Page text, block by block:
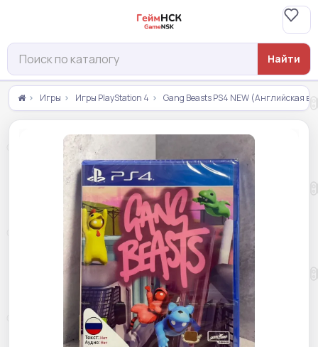
Найти
Игры Игры PlayStation 4 Gang Beasts PS4 NEW (Английская